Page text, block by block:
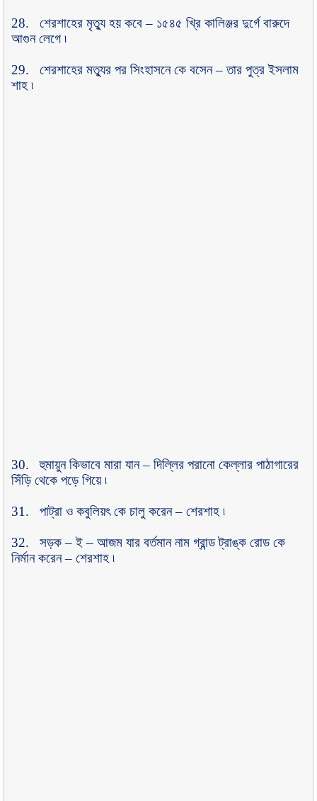
28. শেরশাহের মৃত্যু হয় কবে– ১৫৪৫ খ্রি কালিঞ্জর দুর্গে বারুদে
আগুন লেগে ৷
29. শেরশাহের মত্যুর পর সিংহাসনে কে বসেন–তার পুত্র ইসলাম
শাহ ৷
30.হুমায়ুন কিভাবে মারা যান– দিল্লির পরানো কেল্লার পাঠাগারের
সিঁড়ি থেকে পড়ে গিয়ে ৷
31. পাট্রা ও কবুলিয়ৎ কে চালু করেন– শেরশাহ ৷
32. সড়ক–ই– আজম যার বর্তমান নাম গ্রান্ড ট্রাঙ্ক রোড কে
নির্মান করেন– শেরশাহ ৷